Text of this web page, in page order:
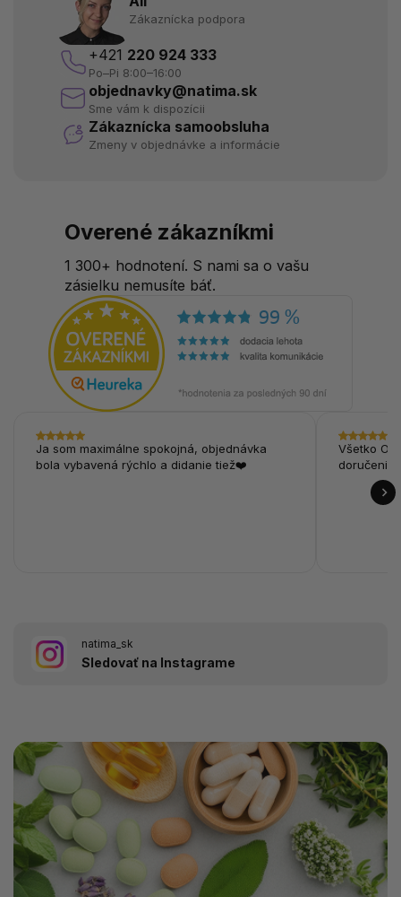
Zákaznícka podpora
+421 220 924 333
Po–Pi 8:00–16:00
objednavky@natima.sk
Sme vám k dispozícii
Zákaznícka samoobsluha
Zmeny v objednávke a informácie
Overené zákazníkmi
1 300+ hodnotení. S nami sa o vašu
zásielku nemusíte báť.
Ja som maximálne spokojná, objednávka
bola vybavená rýchlo a didanie tiež❤️
Všetko
natima_sk
Sledovať na Instagrame